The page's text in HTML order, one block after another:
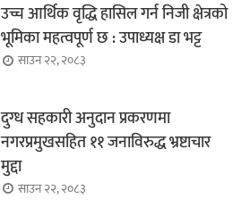
उच्च आर्थिक वृद्धि हासिल गर्न निजी क्षेत्रको
भूमिका महत्वपूर्ण छ : उपाध्यक्ष डा भट्ट
साउन २२, २०८३
दुग्ध सहकारी अनुदान प्रकरणमा
नगरप्रमुखसहित ११ जनाविरुद्ध भ्रष्टाचार
मुद्दा
साउन २२, २०८३